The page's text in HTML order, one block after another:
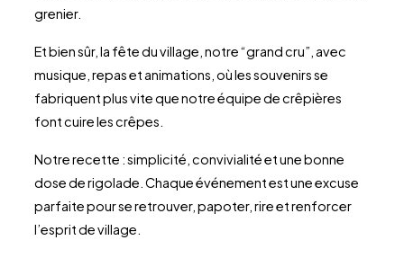
grenier.
Et bien sûr, la fête du village, notre “grand cru”, avec
musique, repas et animations, où les souvenirs se
fabriquent plus vite que notre équipe de crêpières
font cuire les crêpes.
Notre recette : simplicité, convivialité et une bonne
dose de rigolade. Chaque événement est une excuse
parfaite pour se retrouver, papoter, rire et renforcer
l’esprit de village.